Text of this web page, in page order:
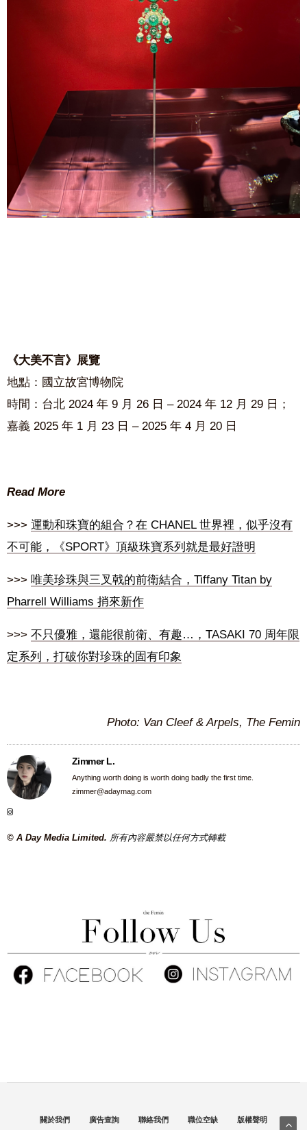
《大美不言》展覽
地點：國立故宮博物院
時間：台北 2024 年 9 月 26 日 – 2024 年 12 月 29 日；​
嘉義 2025 年 1 月 23 日 – 2025 年 4 月 20 日
Read More
>>> 運動和珠寶的組合？在 CHANEL 世界裡，似乎沒有
不可能，《SPORT》頂級珠寶系列就是最好證明
>>> 唯美珍珠與三叉戟的前衛結合，Tiffany Titan by
Pharrell Williams 捎來新作
>>> 不只優雅，還能很前衛、有趣…，TASAKI 70 周年限
定系列，打破你對珍珠的固有印象
Photo: Van Cleef & Arpels, The Femin
Zimmer L.
Anything worth doing is worth doing badly the first time.
zimmer@adaymag.com
© A Day Media Limited. 所有內容嚴禁以任何方式轉載
關於我們 廣告查詢 聯絡我們 職位空缺 版權聲明